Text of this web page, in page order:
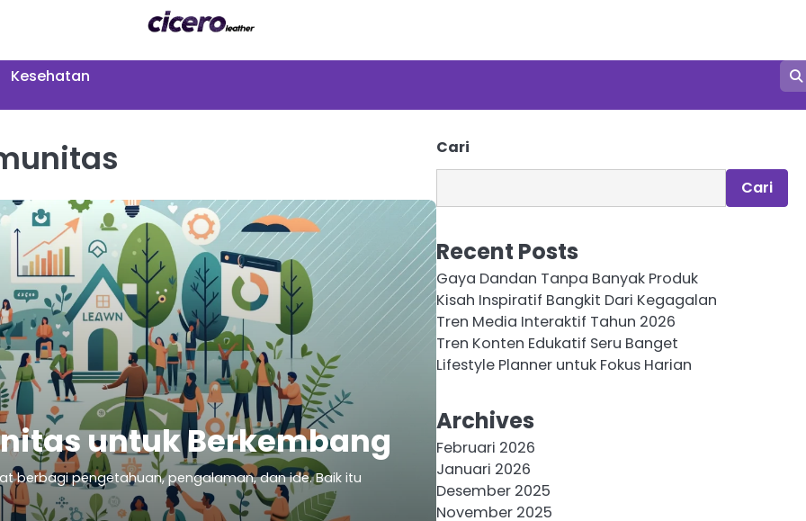
Kesehatan
untuk Berkembang
berbagi pengetahuan, pengalaman, dan ide. Baik itu
Cari
Cari
Recent Posts
Gaya Dandan Tanpa Banyak Produk
Kisah Inspiratif Bangkit Dari Kegagalan
Tren Media Interaktif Tahun 2026
Tren Konten Edukatif Seru Banget
Lifestyle Planner untuk Fokus Harian
Archives
Februari 2026
Januari 2026
Desember 2025
November 2025